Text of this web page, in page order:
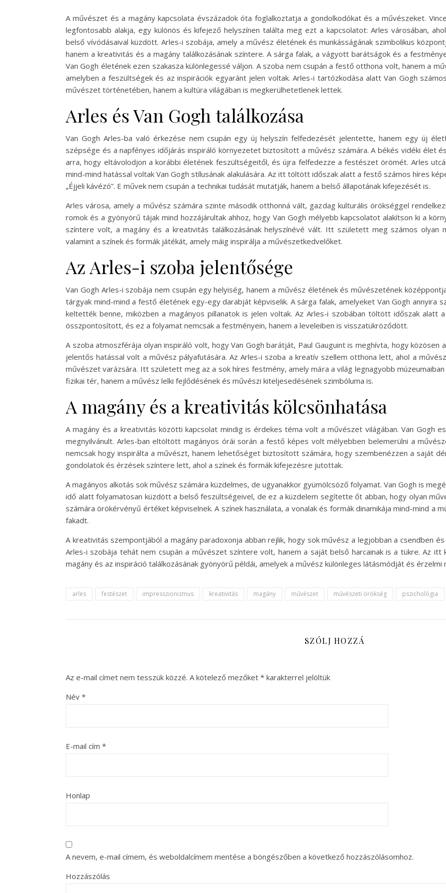
A művészet és a magány kapcsolata évszázadok óta foglalkoztatja a gondolkodókat és a művészeket.
legfontosabb alakja, egy különös és kifejező helyszínen találta meg ezt a kapcsolatot: Arles városában,
belső vívódásaival küzdött. Arles-i szobája, amely a művész életének és munkásságának szimbolikus
hanem a kreativitás és a magány találkozásának színtere. A sárga falak, a vágyott barátságok és a
Van Gogh életének ezen szakasza különlegessé váljon. A szoba nem csupán a festő otthona volt, hanem a
amelyben a feszültségek és az inspirációk egyaránt jelen voltak. Arles-i tartózkodása alatt Van Gogh
művészet történetében, hanem a kultúra világában is megkerülhetetlenek lettek.
Arles és Van Gogh találkozása
Van Gogh Arles-ba való érkezése nem csupán egy új helyszín felfedezését jelentette, hanem egy új
szépsége és a napfényes időjárás inspiráló környezetet biztosított a művész számára. A békés vidéki élet
arra, hogy eltávolodjon a korábbi életének feszültségeitől, és újra felfedezze a festészet örömét. Arles
mind-mind hatással voltak Van Gogh stílusának alakulására. Az itt töltött időszak alatt a festő számos híres
„Éjjeli kávézó”. E művek nem csupán a technikai tudását mutatják, hanem a belső állapotának kifejezését is.
Arles városa, amely a művész számára szinte második otthonná vált, gazdag kulturális örökséggel
romok és a gyönyörű tájak mind hozzájárultak ahhoz, hogy Van Gogh mélyebb kapcsolatot alakítson ki a
színtere volt, a magány és a kreativitás találkozásának helyszínévé vált. Itt született meg számos olyan
valamint a színek és formák játékát, amely máig inspirálja a művészetkedvelőket.
Az Arles-i szoba jelentősége
Van Gogh Arles-i szobája nem csupán egy helyiség, hanem a művész életének és művészetének
tárgyak mind-mind a festő életének egy-egy darabját képviselik. A sárga falak, amelyeket Van Gogh
keltették benne, miközben a magányos pillanatok is jelen voltak. Az Arles-i szobában töltött időszak alatt
összpontosított, és ez a folyamat nemcsak a festményein, hanem a leveleiben is visszatükröződött.
A szoba atmoszférája olyan inspiráló volt, hogy Van Gogh barátját, Paul Gauguint is meghívta, hogy közösen
jelentős hatással volt a művész pályafutására. Az Arles-i szoba a kreatív szellem otthona lett, ahol a
művészet varázsára. Itt született meg az a sok híres festmény, amely mára a világ legnagyobb
fizikai tér, hanem a művész lelki fejlődésének és művészi kiteljesedésének szimbóluma is.
A magány és a kreativitás kölcsönhatása
A magány és a kreativitás közötti kapcsolat mindig is érdekes téma volt a művészet világában. Van Gogh
megnyilvánult. Arles-ban eltöltött magányos órái során a festő képes volt mélyebben belemerülni a
nemcsak hogy inspirálta a művészt, hanem lehetőséget biztosított számára, hogy szembenézzen a saját
gondolatok és érzések színtere lett, ahol a színek és formák kifejezésre jutottak.
A magányos alkotás sok művész számára küzdelmes, de ugyanakkor gyümölcsöző folyamat. Van Gogh is
idő alatt folyamatosan küzdött a belső feszültségeivel, de ez a küzdelem segítette őt abban, hogy olyan
számára örökérvényű értéket képviselnek. A színek használata, a vonalak és formák dinamikája mind-mind a
fakadt.
A kreativitás szempontjából a magány paradoxonja abban rejlik, hogy sok művész a legjobban a csendben
Arles-i szobája tehát nem csupán a művészet színtere volt, hanem a saját belső harcainak is a tükre. Az itt
magány és az inspiráció találkozásának gyönyörű példái, amelyek a művész különleges látásmódját és
arles festészet impresszionizmus kreativitás magány művészet művészeti örökség pszichológia
SZÓLJ HOZZÁ
Az e-mail címet nem tesszük közzé. A kötelező mezőket * karakterrel jelöltük
Név *
E-mail cím *
Honlap
A nevem, e-mail címem, és weboldalcímem mentése a böngészőben a következő hozzászólásomhoz.
Hozzászólás